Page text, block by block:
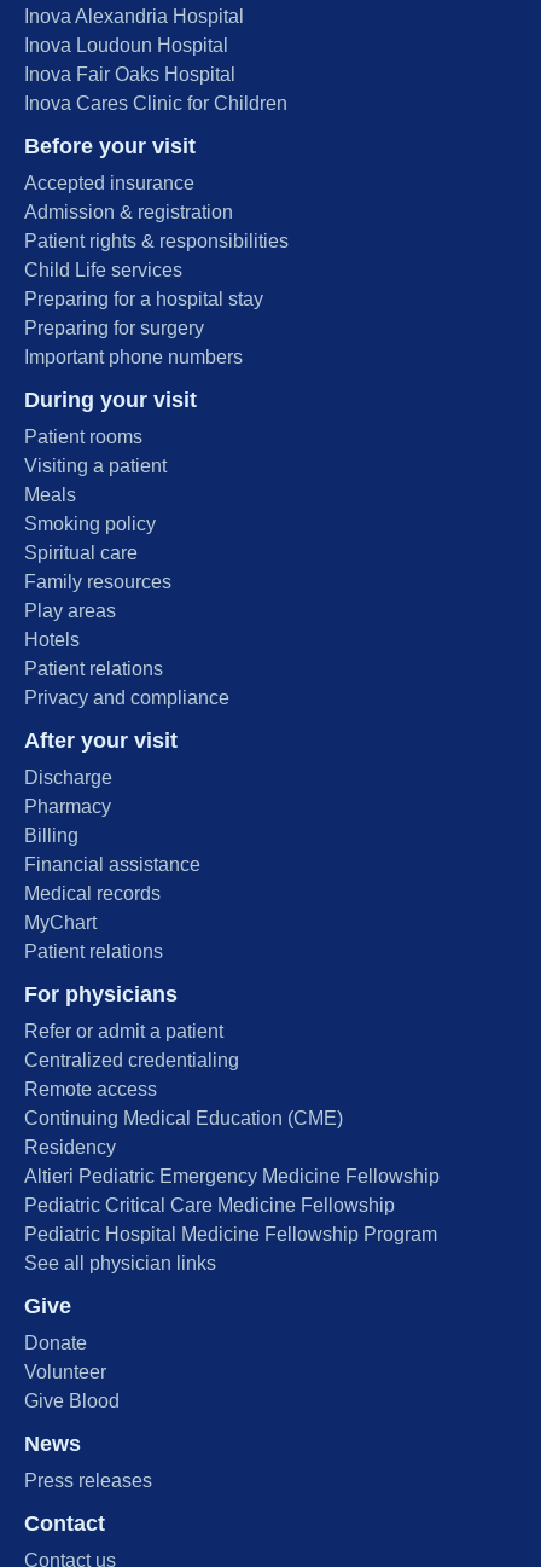
Inova Alexandria Hospital
Inova Loudoun Hospital
Inova Fair Oaks Hospital
Inova Cares Clinic for Children
Before your visit
Accepted insurance
Admission & registration
Patient rights & responsibilities
Child Life services
Preparing for a hospital stay
Preparing for surgery
Important phone numbers
During your visit
Patient rooms
Visiting a patient
Meals
Smoking policy
Spiritual care
Family resources
Play areas
Hotels
Patient relations
Privacy and compliance
After your visit
Discharge
Pharmacy
Billing
Financial assistance
Medical records
MyChart
Patient relations
For physicians
Refer or admit a patient
Centralized credentialing
Remote access
Continuing Medical Education (CME)
Residency
Altieri Pediatric Emergency Medicine Fellowship
Pediatric Critical Care Medicine Fellowship
Pediatric Hospital Medicine Fellowship Program
See all physician links
Give
Donate
Volunteer
Give Blood
News
Press releases
Contact
Contact us